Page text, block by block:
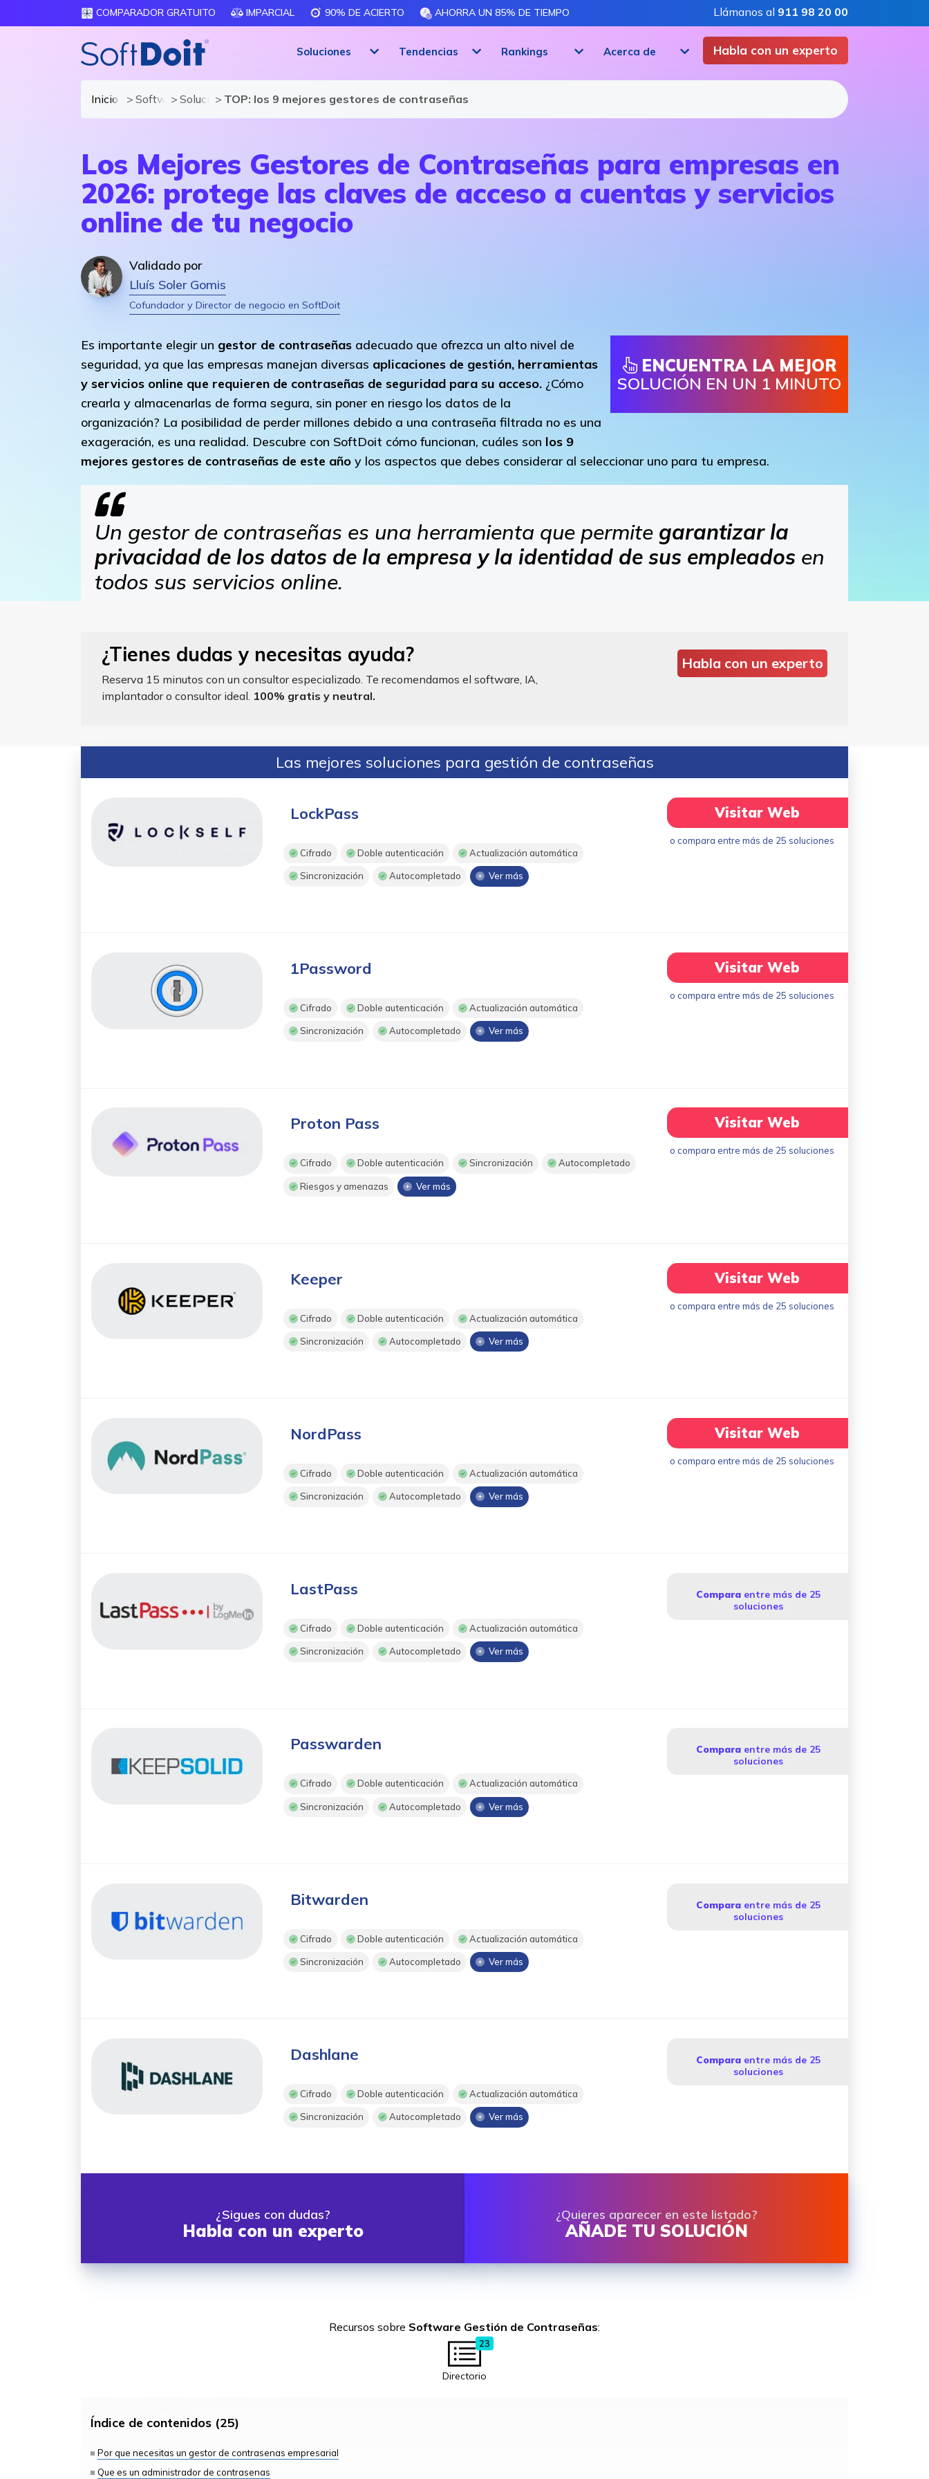
COMPARADOR GRATUITO IMPARCIAL 90% DE ACIERTO AHORRA UN 85% DE TIEMPO Llámanos al 911 98 20 00
Habla con un experto
Soluciones Tendencias Rankings Acerca de
Inicio Software de Seguridad informática
Soluciones y módulos de Software de Seguridad informática
TOP: los 9 mejores gestores de contraseñas
Los Mejores Gestores de Contraseñas para empresas en
2026: protege las claves de acceso a cuentas y servicios
online de tu negocio
Validado por
Lluís Soler Gomis
Cofundador y Director de negocio en SoftDoit
ENCUENTRA LA MEJOR
SOLUCIÓN EN UN 1 MINUTO
Es importante elegir un gestor de contraseñas adecuado que ofrezca un alto nivel de
seguridad, ya que las empresas manejan diversas aplicaciones de gestión, herramientas
y servicios online que requieren de contraseñas de seguridad para su acceso. ¿Cómo
crearla y almacenarlas de forma segura, sin poner en riesgo los datos de la
organización? La posibilidad de perder millones debido a una contraseña filtrada no es una
exageración, es una realidad. Descubre con SoftDoit cómo funcionan, cuáles son los 9
mejores gestores de contraseñas de este año y los aspectos que debes considerar al seleccionar uno para tu empresa.
Un gestor de contraseñas es una herramienta que permite garantizar la
privacidad de los datos de la empresa y la identidad de sus empleados en
todos sus servicios online.
¿Tienes dudas y necesitas ayuda?
Reserva 15 minutos con un consultor especializado. Te recomendamos el software, IA,
implantador o consultor ideal. 100% gratis y neutral.
Habla con un experto
Las mejores soluciones para gestión de contraseñas
LockPass
Cifrado Doble autenticación Actualización automática
Sincronización Autocompletado Ver más
Visitar Web
o compara entre más de 25 soluciones
1Password
Cifrado Doble autenticación Actualización automática
Sincronización Autocompletado Ver más
Visitar Web
o compara entre más de 25 soluciones
Proton Pass
Cifrado Doble autenticación Sincronización Autocompletado
Riesgos y amenazas Ver más
Visitar Web
o compara entre más de 25 soluciones
Keeper
Cifrado Doble autenticación Actualización automática
Sincronización Autocompletado Ver más
Visitar Web
o compara entre más de 25 soluciones
NordPass
Cifrado Doble autenticación Actualización automática
Sincronización Autocompletado Ver más
Visitar Web
o compara entre más de 25 soluciones
LastPass
Cifrado Doble autenticación Actualización automática
Sincronización Autocompletado Ver más
Comparaentre más de 25
soluciones
Passwarden
Cifrado Doble autenticación Actualización automática
Sincronización Autocompletado Ver más
Comparaentre más de 25
soluciones
Bitwarden
Cifrado Doble autenticación Actualización automática
Sincronización Autocompletado Ver más
Comparaentre más de 25
soluciones
Dashlane
Cifrado Doble autenticación Actualización automática
Sincronización Autocompletado Ver más
Comparaentre más de 25
soluciones
¿Sigues con dudas?
Habla con un experto
¿Quieres aparecer en este listado?
AÑADE TU SOLUCIÓN
Recursos sobre Software Gestión de Contraseñas:
23
Directorio
Índice de contenidos (25)
Por que necesitas un gestor de contrasenas empresarial
Que es un administrador de contrasenas